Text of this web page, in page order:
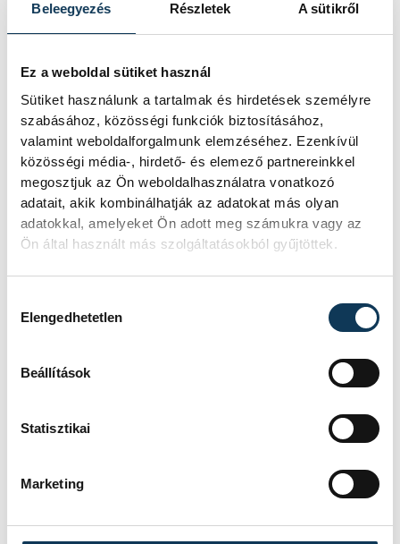
Beleegyezés Részletek A sütikről
Ez a weboldal sütiket használ
Sütiket használunk a tartalmak és hirdetések személyre
szabásához, közösségi funkciók biztosításához,
valamint weboldalforgalmunk elemzéséhez. Ezenkívül
közösségi média-, hirdető- és elemező partnereinkkel
megosztjuk az Ön weboldalhasználatra vonatkozó
adatait, akik kombinálhatják az adatokat más olyan
adatokkal, amelyeket Ön adott meg számukra vagy az
Ön által használt más szolgáltatásokból gyűjtöttek.
Elengedhetetlen
Beállítások
Statisztikai
Marketing
A hivatalos megnyitó után a díjátadó
Veszprém Város Nívódíját Porga Gyula
grafikusművésznek. A Művészetek Háza
Holló Zsuzsanna
fotóművész érdemelte ki.